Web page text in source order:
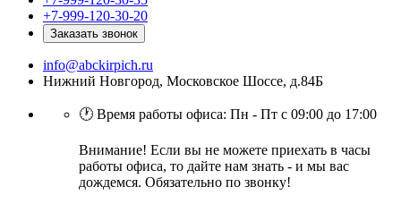
+7-999-120-30-20
Заказать звонок
info@abckirpich.ru
Нижний Новгород, Московское Шоссе, д.84Б
🕐 Время работы офиса: Пн - Пт с 09:00 до 17:00
Внимание! Если вы не можете приехать в часы
работы офиса, то дайте нам знать - и мы вас
дождемся. Обязательно по звонку!